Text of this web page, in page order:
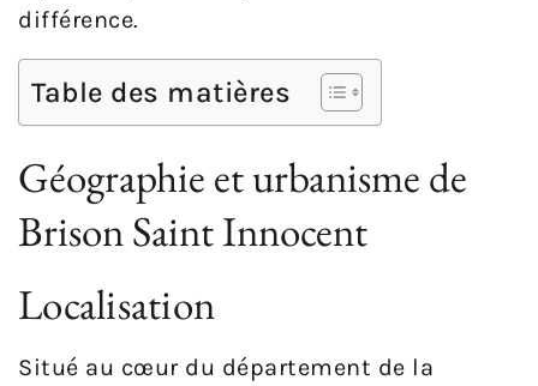
différence.
Table des matières
Géographie et urbanisme de
Brison Saint Innocent
Localisation
Situé au cœur du département de la